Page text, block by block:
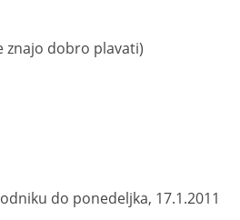
znajo dobro plavati)
do ponedeljka, 17.1.2011